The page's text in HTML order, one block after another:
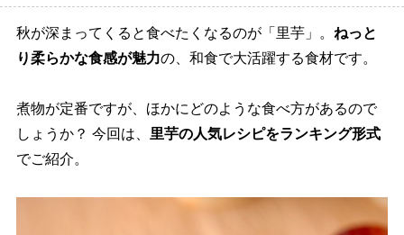
秋が深まってくると食べたくなるのが「里芋」。 ねっと
り柔らかな食感が魅力の、和食で大活躍する食材です。
煮物が定番ですが、ほかにどのような食べ方があるので
しょうか？ 今回は、 里芋の人気レシピをランキング形式
でご紹介。